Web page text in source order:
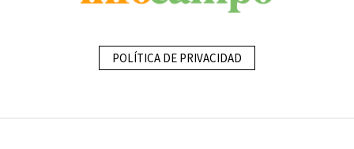
POLÍTICA DE PRIVACIDAD